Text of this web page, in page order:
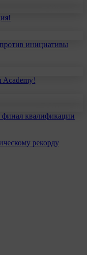
инициативы
Academy!
квалификации
рекорду